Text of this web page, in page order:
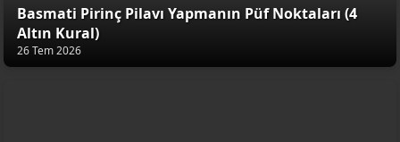
Basmati Pirinç Pilavı Yapmanın Püf Noktaları (4
Altın Kural)
26 Tem 2026